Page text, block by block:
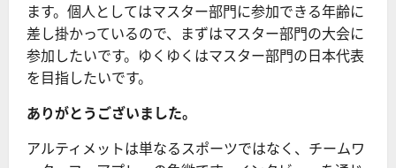
ます。個人としてはマスター部門に参加できる年齢に
差し掛かっているので、まずはマスター部門の大会に
参加したいです。ゆくゆくはマスター部門の日本代表
を目指したいです。
ありがとうございました。
アルティメットは単なるスポーツではなく、チームワ